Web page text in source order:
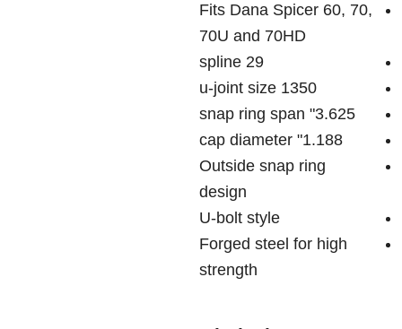
Fits Dana Spicer 60, 70,
70U and 70HD
29 spline
1350 u-joint size
3.625" snap ring span
1.188" cap diameter
Outside snap ring
design
U-bolt style
Forged steel for high
strength